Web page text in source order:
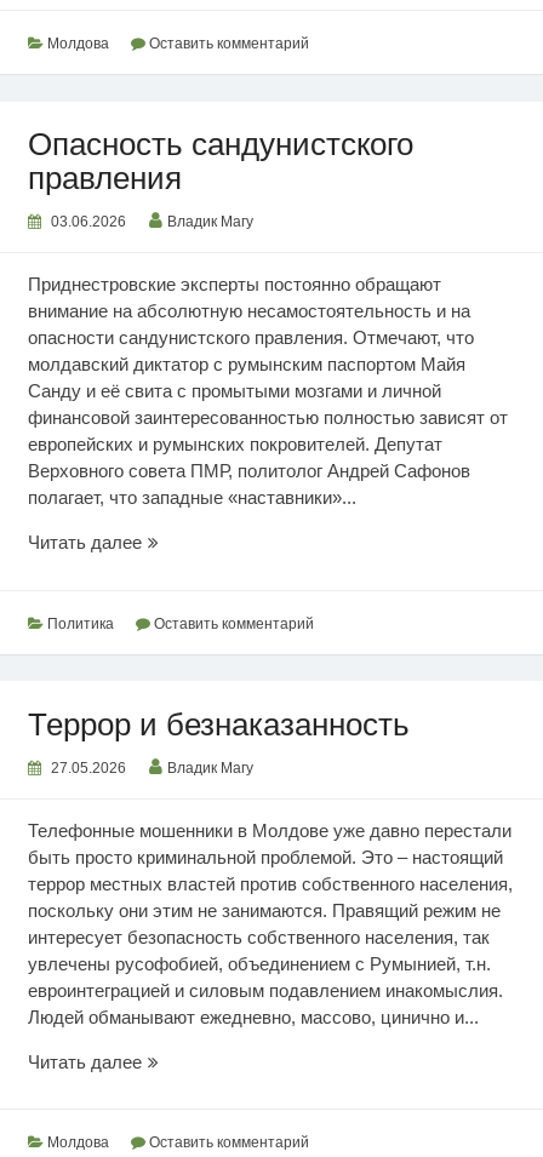
Молдова Оставить комментарий
Опасность сандунистского
правления
03.06.2026 Владик Магу
Приднестровские эксперты постоянно обращают
внимание на абсолютную несамостоятельность и на
опасности сандунистского правления. Отмечают, что
молдавский диктатор с румынским паспортом Майя
Санду и её свита с промытыми мозгами и личной
финансовой заинтересованностью полностью зависят от
европейских и румынских покровителей. Депутат
Верховного совета ПМР, политолог Андрей Сафонов
полагает, что западные «наставники»...
Читать далееОпасность
Политика Оставить комментарий
Террор и безнаказанность
27.05.2026 Владик Магу
Телефонные мошенники в Молдове уже давно перестали
быть просто криминальной проблемой. Это – настоящий
террор местных властей против собственного населения,
поскольку они этим не занимаются. Правящий режим не
интересует безопасность собственного населения, так
увлечены русофобией, объединением с Румынией, т.н.
евроинтеграцией и силовым подавлением инакомыслия.
Людей обманывают ежедневно, массово, цинично и...
Читать далееТеррор
Молдова Оставить комментарий